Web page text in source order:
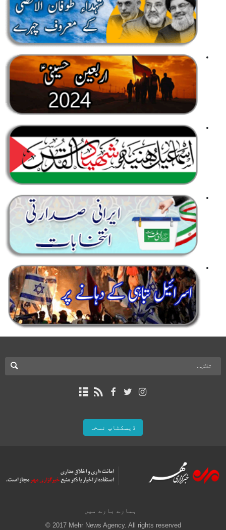
ڈیسکٹاپ نسخہ
ہمارے بارے میں
© 2017 Mehr News Agency. All rights reserved